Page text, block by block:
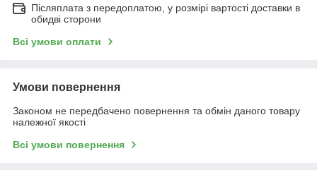
Післяплата з передоплатою, у розмірі вартості доставки в
обидві сторони
Всі умови оплати
Умови повернення
Законом не передбачено повернення та обмін даного товару
належної якості
Всі умови повернення